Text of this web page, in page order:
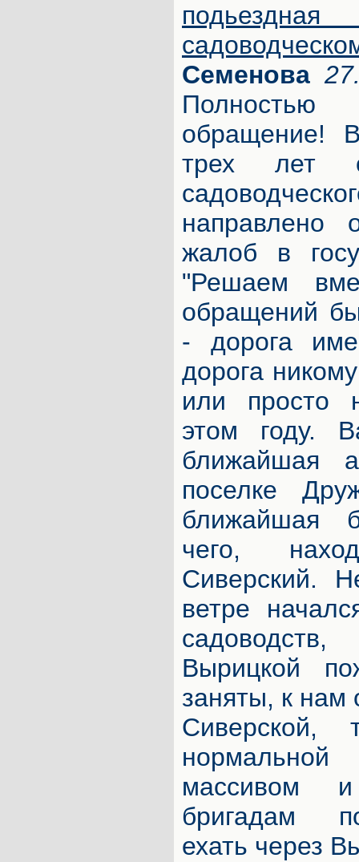
Семенова
обращение!
трех лет
направлено
жалоб в
"Решаем
обращений
- дорога
дорога
или просто
этом году.
ближайшая
поселке
ближайшая
чего,
Сиверский.
ветре
Вырицкой
заняты, к нам
Сиверской,
массивом
бригадам
ехать через